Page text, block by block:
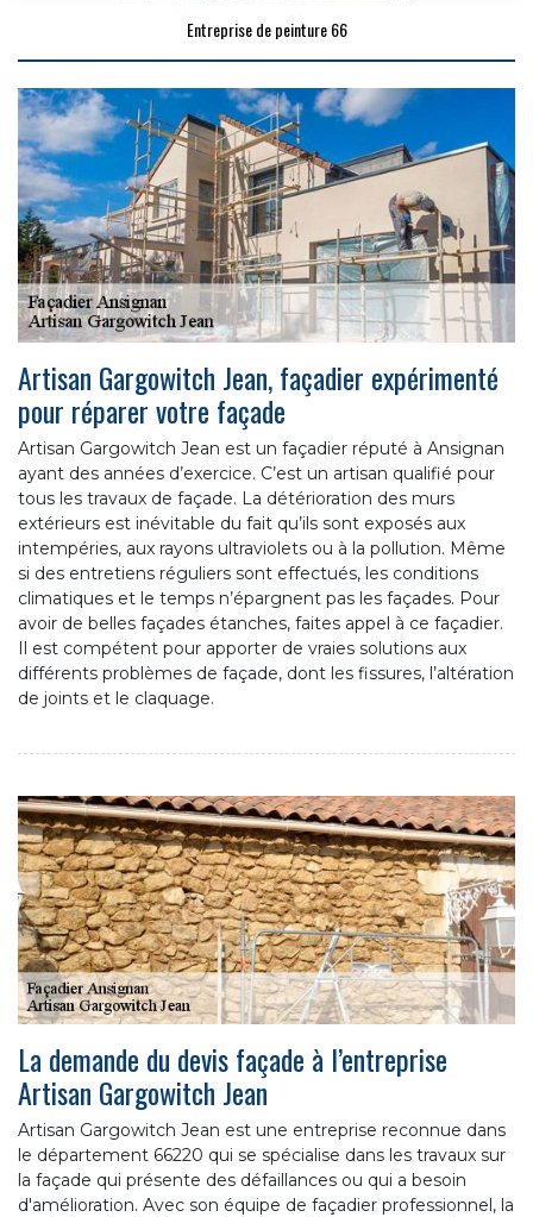
Entreprise de peinture 66
Artisan Gargowitch Jean, façadier expérimenté
pour réparer votre façade
Artisan Gargowitch Jean est un façadier réputé à Ansignan
ayant des années d’exercice. C’est un artisan qualifié pour
tous les travaux de façade. La détérioration des murs
extérieurs est inévitable du fait qu’ils sont exposés aux
intempéries, aux rayons ultraviolets ou à la pollution. Même
si des entretiens réguliers sont effectués, les conditions
climatiques et le temps n’épargnent pas les façades. Pour
avoir de belles façades étanches, faites appel à ce façadier.
Il est compétent pour apporter de vraies solutions aux
différents problèmes de façade, dont les fissures, l’altération
de joints et le claquage.
La demande du devis façade à l’entreprise
Artisan Gargowitch Jean
Artisan Gargowitch Jean est une entreprise reconnue dans
le département 66220 qui se spécialise dans les travaux sur
la façade qui présente des défaillances ou qui a besoin
d'amélioration. Avec son équipe de façadier professionnel, la